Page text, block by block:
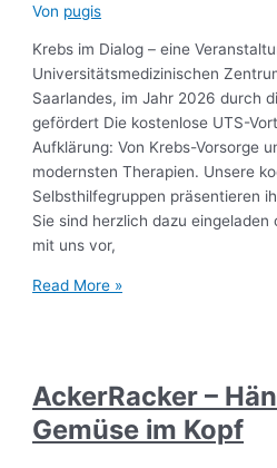
Von pugis
Krebs im Dialog – eine
Universitätsmedizinischen
Saarlandes, im Jahr 2026 durch
gefördert Die kostenlose UTS-
Aufklärung: Von Krebs-Vorsorge
modernsten Therapien. Unsere
Selbsthilfegruppen präsentieren
Sie sind herzlich dazu
mit uns vor,
Read More »
AckerRacker –
Gemüse im Kopf